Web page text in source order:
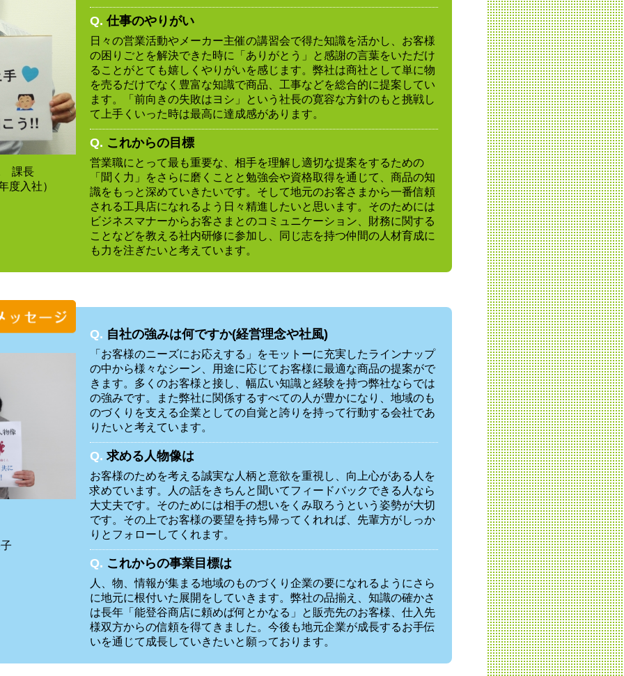
課長
度入社）
Q. 仕事のやりがい
日々の営業活動やメーカー主催の講習会で得た知識を活かし、お客様
の困りごとを解決できた時に「ありがとう」と感謝の言葉をいただけ
ることがとても嬉しくやりがいを感じます。弊社は商社として単に物
を売るだけでなく豊富な知識で商品、工事などを総合的に提案してい
ます。「前向きの失敗はヨシ」という社長の寛容な方針のもと挑戦し
て上手くいった時は最高に達成感があります。
Q. これからの目標
営業職にとって最も重要な、相手を理解し適切な提案をするための
「聞く力」をさらに磨くことと勉強会や資格取得を通じて、商品の知
識をもっと深めていきたいです。そして地元のお客さまから一番信頼
される工具店になれるよう日々精進したいと思います。そのためには
ビジネスマナーからお客さまとのコミュニケーション、財務に関する
ことなどを教える社内研修に参加し、同じ志を持つ仲間の人材育成に
も力を注ぎたいと考えています。
Q. 自社の強みは何ですか(経営理念や社風)
「お客様のニーズにお応えする」をモットーに充実したラインナップ
の中から様々なシーン、用途に応じてお客様に最適な商品の提案がで
きます。多くのお客様と接し、幅広い知識と経験を持つ弊社ならでは
の強みです。また弊社に関係するすべての人が豊かになり、地域のも
のづくりを支える企業としての自覚と誇りを持って行動する会社であ
りたいと考えています。
Q. 求める人物像は
お客様のためを考える誠実な人柄と意欲を重視し、向上心がある人を
求めています。人の話をきちんと聞いてフィードバックできる人なら
大丈夫です。そのためには相手の想いをくみ取ろうという姿勢が大切
です。その上でお客様の要望を持ち帰ってくれれば、先輩方がしっか
りとフォローしてくれます。
Q. これからの事業目標は
人、物、情報が集まる地域のものづくり企業の要になれるようにさら
に地元に根付いた展開をしていきます。弊社の品揃え、知識の確かさ
は長年「能登谷商店に頼めば何とかなる」と販売先のお客様、仕入先
様双方からの信頼を得てきました。今後も地元企業が成長するお手伝
いを通じて成長していきたいと願っております。